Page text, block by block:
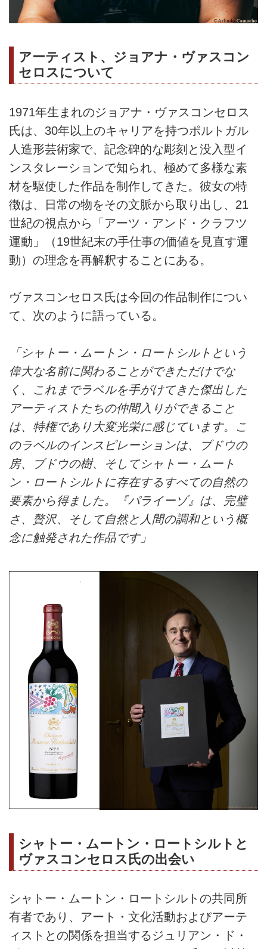
アーティスト、ジョアナ・ヴァスコン
セロスについて
1971年生まれのジョアナ・ヴァスコンセロス
氏は、30年以上のキャリアを持つポルトガル
人造形芸術家で、記念碑的な彫刻と没入型イ
ンスタレーションで知られ、極めて多様な素
材を駆使した作品を制作してきた。彼女の特
徴は、日常の物をその文脈から取り出し、21
世紀の視点から「アーツ・アンド・クラフツ
運動」（19世紀末の手仕事の価値を見直す運
動）の理念を再解釈することにある。
ヴァスコンセロス氏は今回の作品制作につい
て、次のように語っている。
「シャトー・ムートン・ロートシルトという
偉大な名前に関わることができただけでな
く、これまでラベルを手がけてきた傑出した
アーティストたちの仲間入りができること
は、特権であり大変光栄に感じています。こ
のラベルのインスピレーションは、ブドウの
房、ブドウの樹、そしてシャトー・ムート
ン・ロートシルトに存在するすべての自然の
要素から得ました。『パライーゾ』は、完璧
さ、贅沢、そして自然と人間の調和という概
念に触発された作品です」
シャトー・ムートン・ロートシルトと
ヴァスコンセロス氏の出会い
シャトー・ムートン・ロートシルトの共同所
有者であり、アート・文化活動およびアーテ
ィストとの関係を担当するジュリアン・ド・